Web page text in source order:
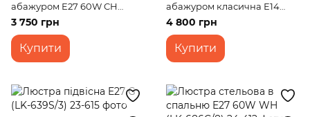
абажуром E27 60W CH
(BKL-657S/5)
3 750 грн
Купити
абажуром класична E14
40W BZ (BKL-488S/5)
4 800 грн
Купити